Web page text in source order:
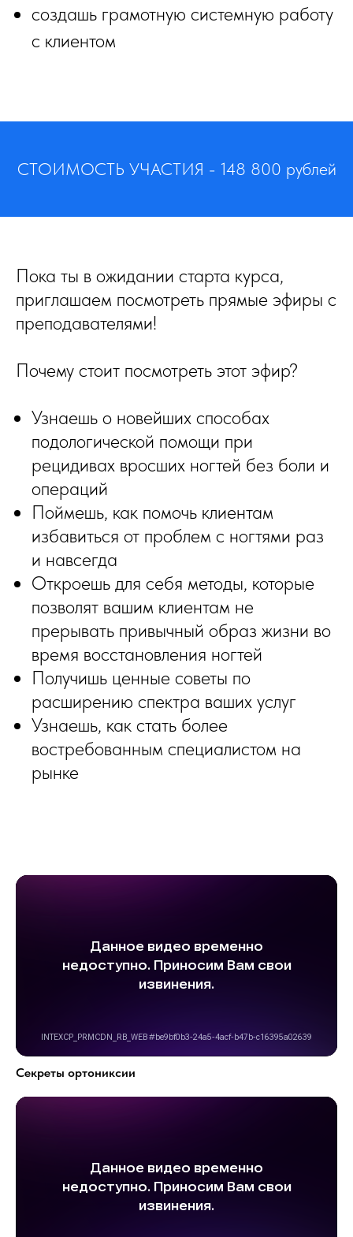
создашь грамотную системную работу
с клиентом
СТОИМОСТЬ УЧАСТИЯ - 148 800 рублей
Пока ты в ожидании старта курса,
приглашаем посмотреть прямые эфиры с
преподавателями!
Почему стоит посмотреть этот эфир?
Узнаешь о новейших способах
подологической помощи при
рецидивах вросших ногтей без боли и
операций
Поймешь, как помочь клиентам
избавиться от проблем с ногтями раз
и навсегда
Откроешь для себя методы, которые
позволят вашим клиентам не
прерывать привычный образ жизни во
время восстановления ногтей
Получишь ценные советы по
расширению спектра ваших услуг
Узнаешь, как стать более
востребованным специалистом на
рынке
Секреты ортониксии